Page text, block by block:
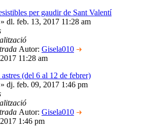
per gaudir de Sant Valentí
» dl. feb. 13, 2017 11:28 am
Autor: Gisela010
11:28 am
(del 6 al 12 de febrer)
» dj. feb. 09, 2017 1:46 pm
Autor: Gisela010
1:46 pm